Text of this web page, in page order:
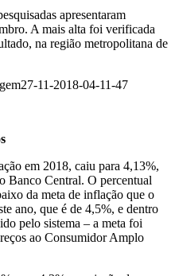
apresentaram
A mais alta foi verificada
na região metropolitana de
11-2018-04-11-47
em 2018, caiu para 4,13%,
Banco Central. O percentual
da meta de inflação que o
ano, que é de 4,5%, e dentro
pelo sistema – a meta foi
ao Consumidor Amplo